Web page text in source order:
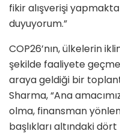
fikir alışverişi
duyuyorum.”
COP26’nın, ülkelerin
şekilde faaliyete
araya geldiği bir
Sharma, “Ana
olma, finansman
başlıkları altındaki